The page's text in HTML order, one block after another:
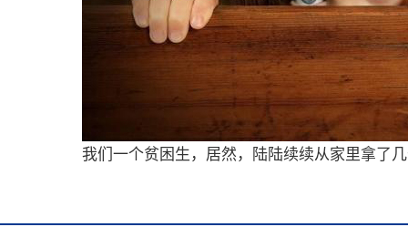
我们一个贫困生，居然，陆陆续续从家里拿了